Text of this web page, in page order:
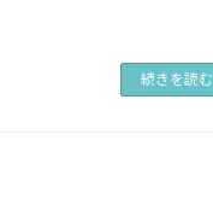
続きを読む